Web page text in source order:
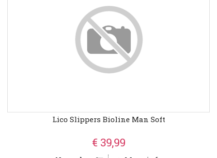
Lico Slippers Bioline Man Soft
€ 39,99